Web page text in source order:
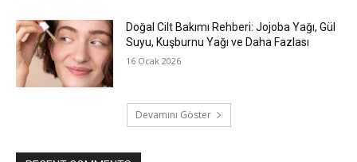
Doğal Cilt Bakımı Rehberi: Jojoba Yağı, Gül
Suyu, Kuşburnu Yağı ve Daha Fazlası
16 Ocak 2026
Devamını Göster